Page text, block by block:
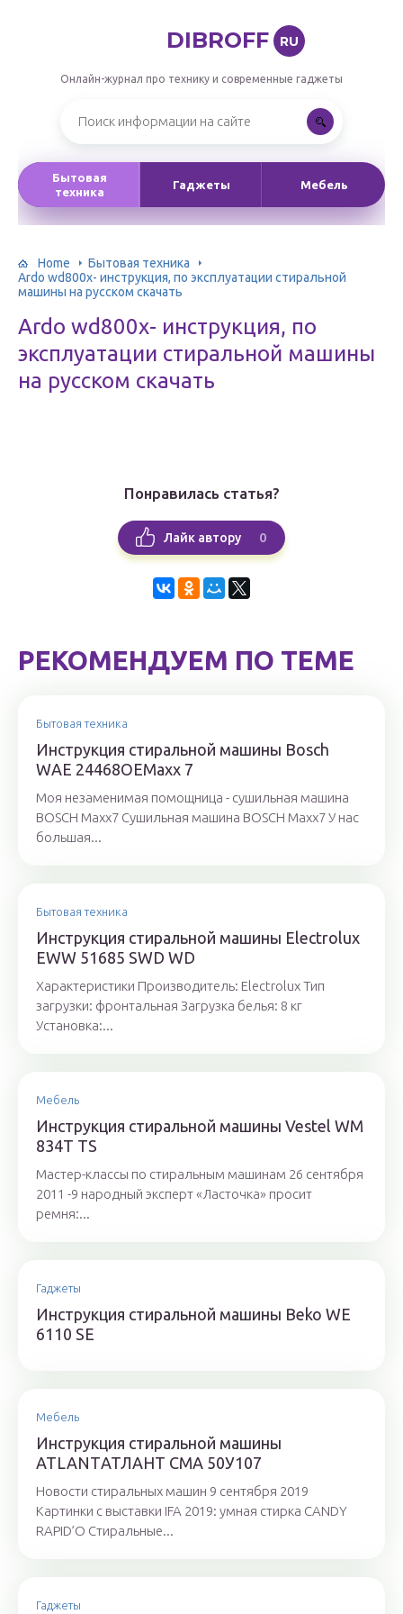
DIBROFF RU
Онлайн-журнал про технику и современные гаджеты
Бытовая
техника
Гаджеты Мебель
Home
Бытовая техника
Ardo wd800x- инструкция, по эксплуатации стиральной
машины на русском скачать
Ardo wd800x- инструкция, по
эксплуатации стиральной машины
на русском скачать
Понравилась статья?
Лайк автору 0
РЕКОМЕНДУЕМ ПО ТЕМЕ
Бытовая техника
Инструкция стиральной машины Bosch
WAE 24468OEMaxx 7
Моя незаменимая помощница - сушильная машина
BOSCH Maxx7 Сушильная машина BOSCH Maxx7 У нас
большая...
Бытовая техника
Инструкция стиральной машины Electrolux
EWW 51685 SWD WD
Характеристики Производитель: Electrolux Тип
загрузки: фронтальная Загрузка белья: 8 кг
Установка:...
Мебель
Инструкция стиральной машины Vestel WM
834T TS
Мастер-классы по стиральным машинам 26 сентября
2011 -9 народный эксперт «Ласточка» просит
ремня:...
Гаджеты
Инструкция стиральной машины Beko WE
6110 SE
Мебель
Инструкция стиральной машины
ATLANTАТЛАНТ СМА 50У107
Новости стиральных машин 9 сентября 2019
Картинки с выставки IFA 2019: умная стирка CANDY
RAPID’O Стиральные...
Гаджеты